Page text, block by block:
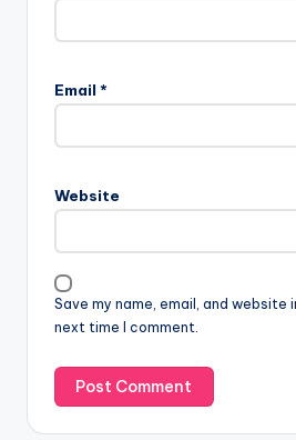
Email *
Website
Save my name, email, and
next time I comment.